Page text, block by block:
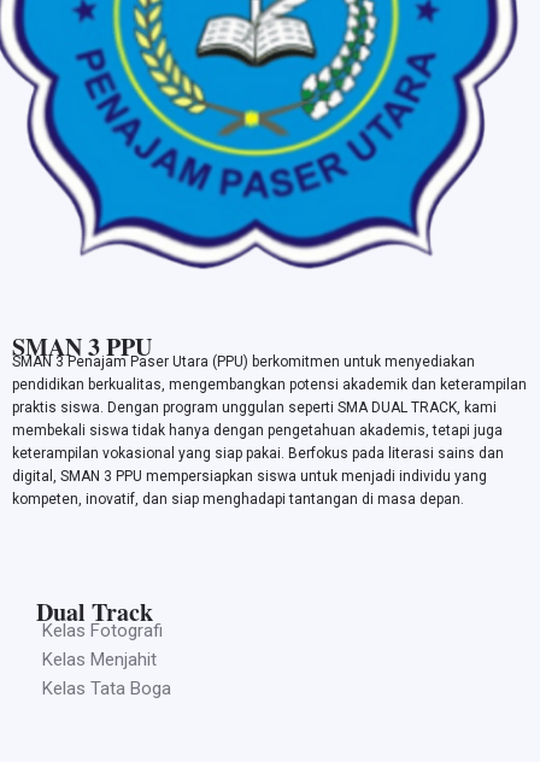
SMAN 3 PPU
SMAN 3 Penajam Paser Utara (PPU) berkomitmen untuk menyediakan
pendidikan berkualitas, mengembangkan potensi akademik dan keterampilan
praktis siswa. Dengan program unggulan seperti SMA DUAL TRACK, kami
membekali siswa tidak hanya dengan pengetahuan akademis, tetapi juga
keterampilan vokasional yang siap pakai. Berfokus pada literasi sains dan
digital, SMAN 3 PPU mempersiapkan siswa untuk menjadi individu yang
kompeten, inovatif, dan siap menghadapi tantangan di masa depan.
Dual Track
Kelas Fotografi
Kelas Menjahit
Kelas Tata Boga